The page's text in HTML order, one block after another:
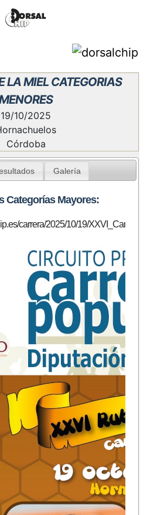
LA MIEL CATEGORIAS
19/10/2025
Córdoba
Galería
Categorías Mayores:
carrera/2025/10/19/